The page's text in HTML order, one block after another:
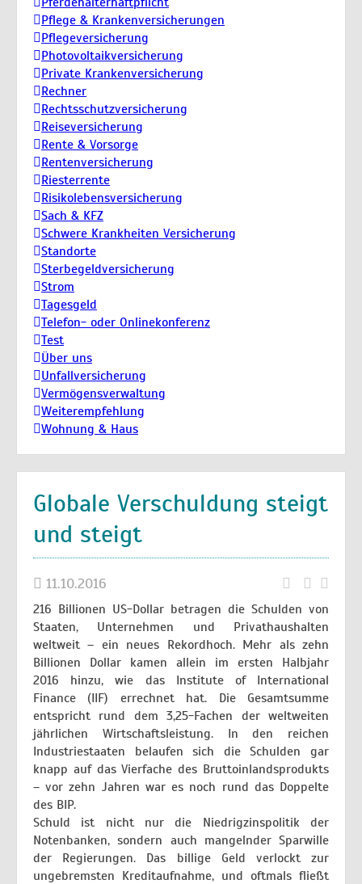
Pflege & Krankenversicherungen
Pflegeversicherung
Photovoltaikversicherung
Private Krankenversicherung
Rechner
Rechtsschutzversicherung
Reiseversicherung
Rente & Vorsorge
Rentenversicherung
Riesterrente
Risikolebensversicherung
Sach & KFZ
Schwere Krankheiten Versicherung
Standorte
Sterbegeldversicherung
Strom
Tagesgeld
Telefon- oder Onlinekonferenz
Test
Über uns
Unfallversicherung
Vermögensverwaltung
Weiterempfehlung
Wohnung & Haus
Globale Verschuldung steigt
und steigt
11.10.2016
216 Billionen US-Dollar betragen die Schulden von
Staaten, Unternehmen und Privathaushalten
weltweit – ein neues Rekordhoch. Mehr als zehn
Billionen Dollar kamen allein im ersten Halbjahr
2016 hinzu, wie das Institute of International
Finance (IIF) errechnet hat. Die Gesamtsumme
entspricht rund dem 3,25-Fachen der weltweiten
jährlichen Wirtschaftsleistung. In den reichen
Industriestaaten belaufen sich die Schulden gar
knapp auf das Vierfache des Bruttoinlandsprodukts
– vor zehn Jahren war es noch rund das Doppelte
des BIP.
Schuld ist nicht nur die Niedrigzinspolitik der
Notenbanken, sondern auch mangelnder Sparwille
der Regierungen. Das billige Geld verlockt zur
ungebremsten Kreditaufnahme, und oftmals fließt